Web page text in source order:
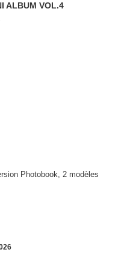
ALBUM VOL.4
Photobook, 2 modèles